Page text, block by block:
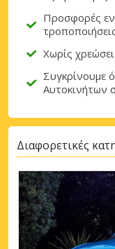
Προσφορές
Χωρίς
Συγκρίνουμε
Αυτοκινήτων
Διαφορετικές